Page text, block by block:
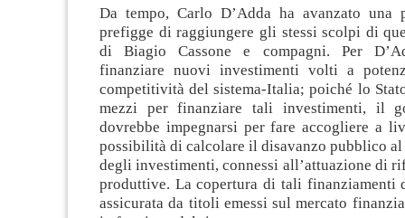
Da tempo, Carlo D’Adda ha avanzato una
prefigge di raggiungere gli stessi scolpi di
di Biagio Cassone e compagni. Per
finanziare nuovi investimenti volti a
competitività del sistema-Italia; poiché lo
mezzi per finanziare tali investimenti, il
dovrebbe impegnarsi per fare accogliere a
possibilità di calcolare il disavanzo pubblico
degli investimenti, connessi all’attuazione di
produttive. La copertura di tali finanziamenti
assicurata da titoli emessi sul mercato